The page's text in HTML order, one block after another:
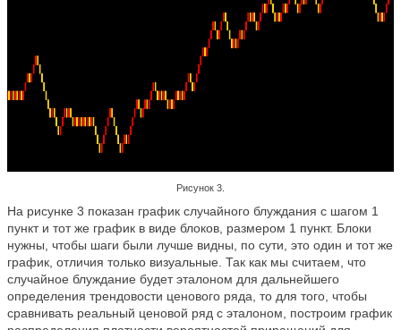
Рисунок 3.
На рисунке 3 показан график случайного блуждания с шагом 1
пункт и тот же график в виде блоков, размером 1 пункт. Блоки
нужны, чтобы шаги были лучше видны, по сути, это один и тот же
график, отличия только визуальные. Так как мы считаем, что
случайное блуждание будет эталоном для дальнейшего
определения трендовости ценового ряда, то для того, чтобы
сравнивать реальный ценовой ряд с эталоном, построим график